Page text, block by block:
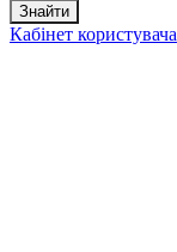
Знайти
Кабінет користувача